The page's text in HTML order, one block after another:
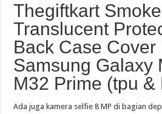
Thegiftkart
Translucent
Back Case Cover
Samsung Galaxy
M32 Prime (tpu &
Ada juga kamera selfie 8 MP di bagian